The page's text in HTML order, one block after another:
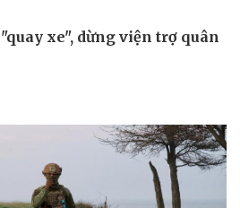
Tin Công nghệ
Trải nghiệm
Chuyển đổi số